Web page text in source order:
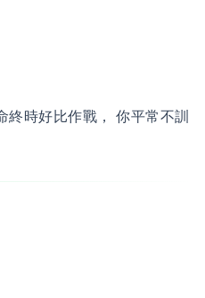
時好比作戰， 你平常不訓